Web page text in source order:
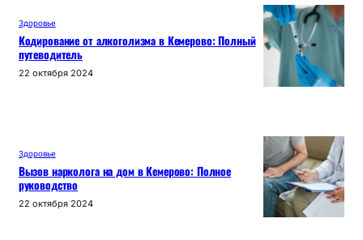
Здоровье
Кодирование от алкоголизма в Кемерово: Полный
путеводитель
22 октября 2024
Здоровье
Вызов нарколога на дом в Кемерово: Полное
руководство
22 октября 2024